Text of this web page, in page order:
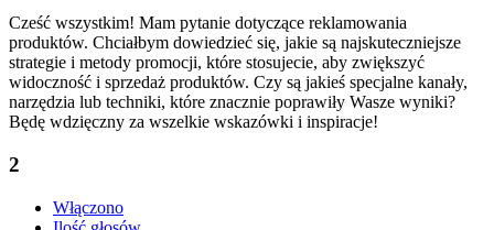
Cześć wszystkim! Mam pytanie dotyczące reklamowania
produktów. Chciałbym dowiedzieć się, jakie są najskuteczniejsze
strategie i metody promocji, które stosujecie, aby zwiększyć
widoczność i sprzedaż produktów. Czy są jakieś specjalne kanały,
narzędzia lub techniki, które znacznie poprawiły Wasze wyniki?
Będę wdzięczny za wszelkie wskazówki i inspiracje!
2
Włączono